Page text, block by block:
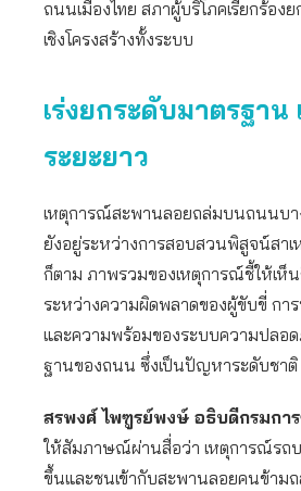
ถนนเมืองไทย สภาผู้บริโภคเรียกร้อง
เชิงโครงสร้างทั้งระบบ
เร่งยกระดับมาตรฐา
ระยะยาว
เหตุการณ์สะพานลอยถล่มบนถนนบา
ยังอยู่ระหว่างการสอบสวนพิสูจน์สาเ
ก็ตาม ภาพรวมของเหตุการณ์ชี้ให้เห็น
ระหว่างความผิดพลาดของผู้ขับขี่ กา
และความพร้อมของระบบความปลอ
ฐานของถนน ซึ่งเป็นปัญหาระดับชาติ
สรพงศ์ ไพฑูรย์พงษ์ อธิบดีกรมกา
ให้สัมภาษณ์ผ่านสื่อว่า เหตุการณ์รถ
ขึ้นและชนเข้ากับสะพานลอยคนข้าม